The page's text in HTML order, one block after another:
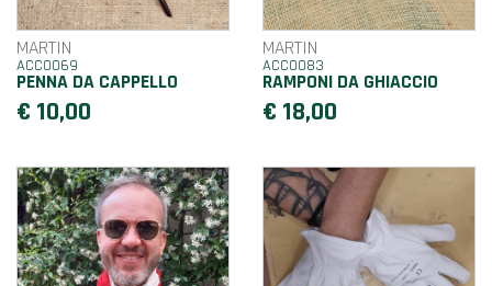
MARTIN
ACC0069
PENNA DA CAPPELLO
€ 10,00
MARTIN
ACC0083
RAMPONI DA GHIACCIO
€ 18,00